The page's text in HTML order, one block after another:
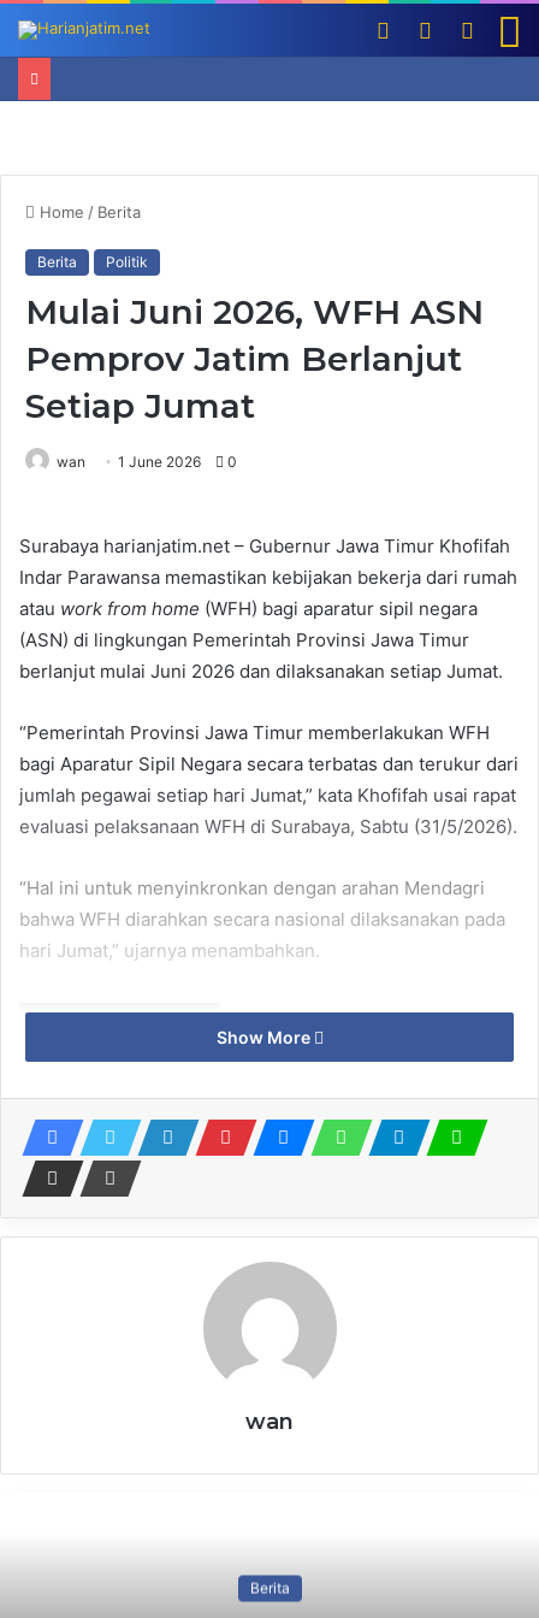
Switch
Log
Home / Berita
Berita Politik
Mulai Juni 2026, WFH ASN
Pemprov Jatim Berlanjut
Setiap Jumat
wan 1 June 2026 0
Surabaya harianjatim.net – Gubernur Jawa Timur Khofifah
Indar Parawansa memastikan kebijakan bekerja dari rumah
atau work from home (WFH) bagi aparatur sipil negara
(ASN) di lingkungan Pemerintah Provinsi Jawa Timur
berlanjut mulai Juni 2026 dan dilaksanakan setiap Jumat.
“Pemerintah Provinsi Jawa Timur memberlakukan WFH
bagi Aparatur Sipil Negara secara terbatas dan terukur dari
jumlah pegawai setiap hari Jumat,” kata Khofifah usai rapat
evaluasi pelaksanaan WFH di Surabaya, Sabtu (31/5/2026).
“Hal ini untuk menyinkronkan dengan arahan Mendagri
bahwa WFH diarahkan secara nasional dilaksanakan pada
hari Jumat,” ujarnya menambahkan.
Related Articles
SDN Ledokwetan Bojonegoro
Luncurkan Program SMART
Surabaya
7 August 2026
Bulog Siapkan Pengalihan Sebagian
Premium
7 August 2026
Show More
wan
Berita